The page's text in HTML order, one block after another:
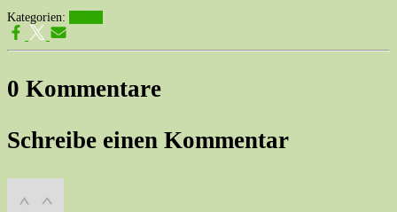
Kategorien:
0 Kommentare
Schreibe einen Kommentar